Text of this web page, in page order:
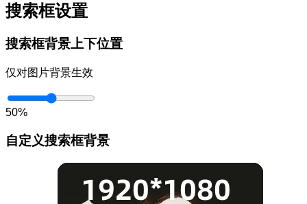
搜索框设置
搜索框背景上下位置
仅对图片背景生效
50%
自定义搜索框背景